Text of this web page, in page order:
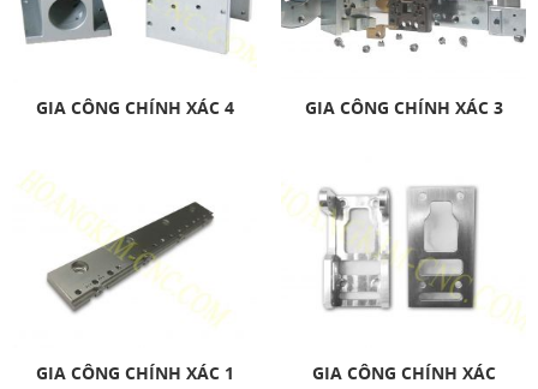
GIA CÔNG CHÍNH XÁC 4 GIA CÔNG CHÍNH XÁC 3
GIA CÔNG CHÍNH XÁC 1 GIA CÔNG CHÍNH XÁC